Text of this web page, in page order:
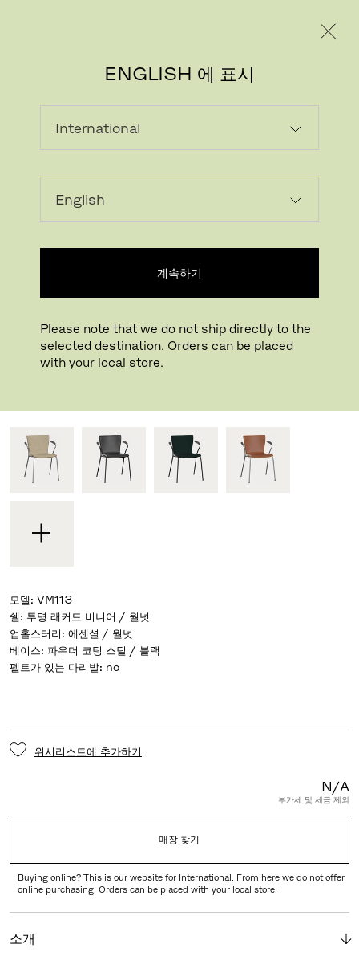
ENGLISH 에 표시
계속하기
Please note that we do not ship directly to the
selected destination. Orders can be placed
with your local store.
클릭하여 확대하기 드래그하여 회전하기
VICO DUO™
디자이너 Vico Magistretti
모델: VM113
쉘: 투명 래커드 비니어 / 월넛
업홀스터리: 에센셜 / 월넛
베이스: 파우더 코팅 스틸 / 블랙
펠트가 있는 다리발: no
위시리스트에 추가하기
N/A
부가세 및 세금 제외
매장 찾기
Buying online? This is our website for International. From here we do not offer
online purchasing. Orders can be placed with your local store.
소개